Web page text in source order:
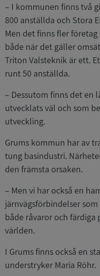
– I kommunen finns två
800 anställda och Stora
Men det finns fler
både när det gäller
Triton Valsteknik är ett.
runt 50 anställda.
– Dessutom finns det en
utvecklats väl och som
utveckling.
Grums kommun har av
tung basindustri.
den främsta orsaken.
– Men vi har också en
järnvägsförbindelser
både råvaror och
världen.
I Grums finns också en
understryker Maria Röhr.